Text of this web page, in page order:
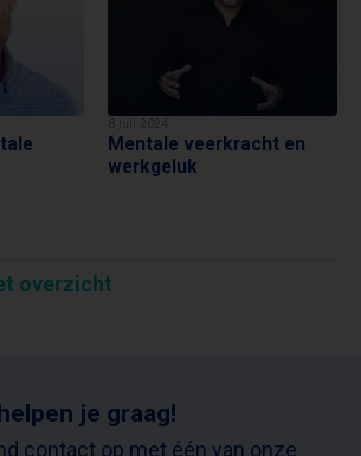
Mentale veerkracht en
werkgeluk
overzicht
je graag!
contact op met één van onze